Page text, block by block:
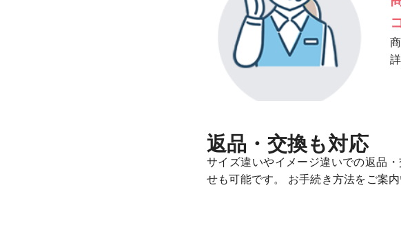
返品・交換も対応
サイズ違いやイメージ違いでの返品
せも可能です。 お手続き方法をご案内